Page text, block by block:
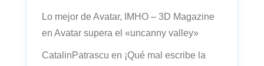
Lo mejor de Avatar, IMHO – 3D Magazine
en Avatar supera el «uncanny valley»
CatalinPatrascu en ¡Qué mal escribe la